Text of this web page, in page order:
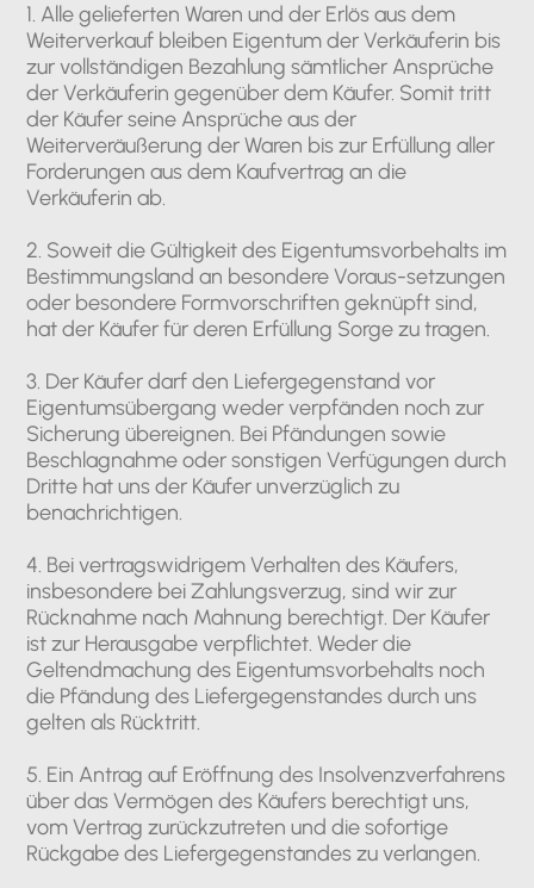
1. Alle gelieferten Waren und der Erlös aus dem
Weiterverkauf bleiben Eigentum der Verkäuferin bis
zur vollständigen Bezahlung sämtlicher Ansprüche
der Verkäuferin gegenüber dem Käufer. Somit tritt
der Käufer seine Ansprüche aus der
Weiterveräußerung der Waren bis zur Erfüllung aller
Forderungen aus dem Kaufvertrag an die
Verkäuferin ab.
2. Soweit die Gültigkeit des Eigentumsvorbehalts im
Bestimmungsland an besondere Voraus-setzungen
oder besondere Formvorschriften geknüpft sind,
hat der Käufer für deren Erfüllung Sorge zu tragen.
3. Der Käufer darf den Liefergegenstand vor
Eigentumsübergang weder verpfänden noch zur
Sicherung übereignen. Bei Pfändungen sowie
Beschlagnahme oder sonstigen Verfügungen durch
Dritte hat uns der Käufer unverzüglich zu
benachrichtigen.
4. Bei vertragswidrigem Verhalten des Käufers,
insbesondere bei Zahlungsverzug, sind wir zur
Rücknahme nach Mahnung berechtigt. Der Käufer
ist zur Herausgabe verpflichtet. Weder die
Geltendmachung des Eigentumsvorbehalts noch
die Pfändung des Liefergegenstandes durch uns
gelten als Rücktritt.
5. Ein Antrag auf Eröffnung des Insolvenzverfahrens
über das Vermögen des Käufers berechtigt uns,
vom Vertrag zurückzutreten und die sofortige
Rückgabe des Liefergegenstandes zu verlangen.